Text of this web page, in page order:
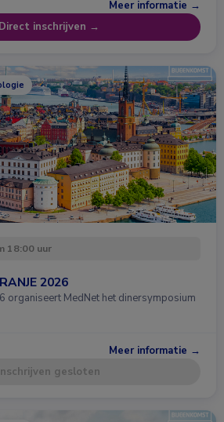
Meer informatie →
Direct inschrijven →
18:00 uur
2026
organiseert MedNet het dinersymposium
Meer informatie →
gesloten